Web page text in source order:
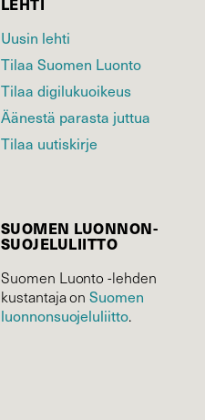
Uusin lehti
Tilaa Suomen Luonto
Tilaa digilukuoikeus
Äänestä parasta juttua
Tilaa uutiskirje
SUOMEN LUONNON­
SUOJELU­LIITTO
Suomen Luonto -lehden
kustantaja onSuomen
luonnonsuojelu­liitto.